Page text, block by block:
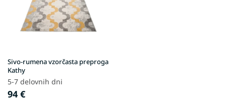
Sivo-rumena vzorčasta preproga
Kathy
5-7 delovnih dni
94 €